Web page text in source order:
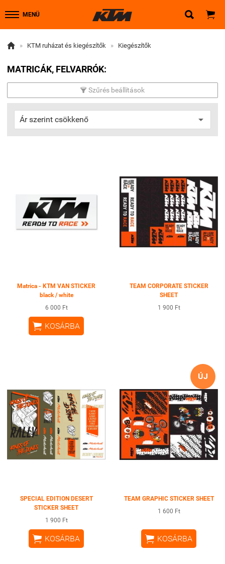
MENÜ  
 » KTM ruházat és kiegészítők » Kiegészítők
MATRICÁK, FELVARRÓK:
 Szűrés beállítások
Matrica - KTM VAN STICKER
black / white
6 000 Ft
 KOSÁRBA
TEAM CORPORATE STICKER
SHEET
1 900 Ft
SPECIAL EDITION DESERT
STICKER SHEET
1 900 Ft
 KOSÁRBA
ÚJ
TEAM GRAPHIC STICKER SHEET
1 600 Ft
 KOSÁRBA